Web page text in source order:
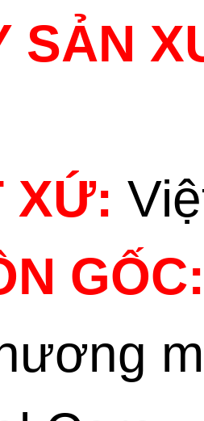
SẢN
XỨ:
GỐC: